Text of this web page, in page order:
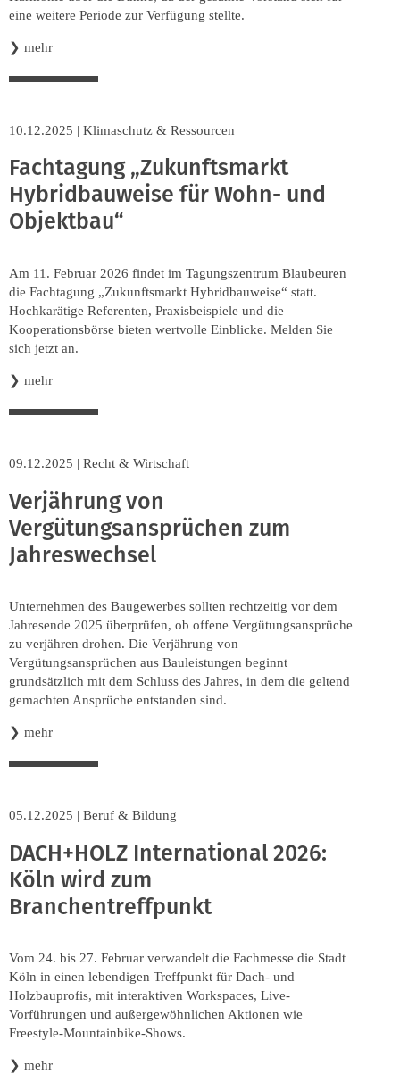
eine weitere Periode zur Verfügung stellte.
❯ mehr
10.12.2025 | Klimaschutz & Ressourcen
Fachtagung „Zukunftsmarkt
Hybridbauweise für Wohn- und
Objektbau“
Am 11. Februar 2026 findet im Tagungszentrum Blaubeuren
die Fachtagung „Zukunftsmarkt Hybridbauweise“ statt.
Hochkarätige Referenten, Praxisbeispiele und die
Kooperationsbörse bieten wertvolle Einblicke. Melden Sie
sich jetzt an.
❯ mehr
09.12.2025 | Recht & Wirtschaft
Verjährung von
Vergütungsansprüchen zum
Jahreswechsel
Unternehmen des Baugewerbes sollten rechtzeitig vor dem
Jahresende 2025 überprüfen, ob offene Vergütungsansprüche
zu verjähren drohen. Die Verjährung von
Vergütungsansprüchen aus Bauleistungen beginnt
grundsätzlich mit dem Schluss des Jahres, in dem die geltend
gemachten Ansprüche entstanden sind.
❯ mehr
05.12.2025 | Beruf & Bildung
DACH+HOLZ International 2026:
Köln wird zum
Branchentreffpunkt
Vom 24. bis 27. Februar verwandelt die Fachmesse die Stadt
Köln in einen lebendigen Treffpunkt für Dach- und
Holzbauprofis, mit interaktiven Workspaces, Live-
Vorführungen und außergewöhnlichen Aktionen wie
Freestyle-Mountainbike-Shows.
❯ mehr